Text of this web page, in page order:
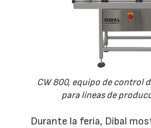
CW 800, equipo de control
para líneas de
Durante la feria, Dibal